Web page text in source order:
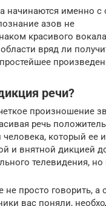
начинаются именно с
азов не
красивого
вряд ли
речи?
произношение
речь
человека, который ее
и внятной дикцией
телевидения,
не просто говорить, а
вас поняли,